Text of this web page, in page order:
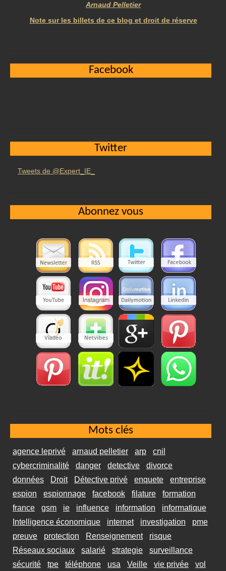
Arnaud Pelletier
Note sur les billets de ce blog et droit de réserve
Facebook
Twitter
Tweets de @Expert_IE_
Abonnez vous
Mots clés
agence leprivé arnaud pelletier arp
cnil
cybercriminalité
danger detective
divorce
données
Droit Détective privé enquete
entreprise
espion
espionnage facebook filature
formation
france
gsm ie influence information
informatique
Intelligence économique
internet investigation
pme
preuve
protection Renseignement
risque
Réseaux sociaux
salarié strategie
surveillance
sécurité
tpe téléphone usa Veille vie privée vol